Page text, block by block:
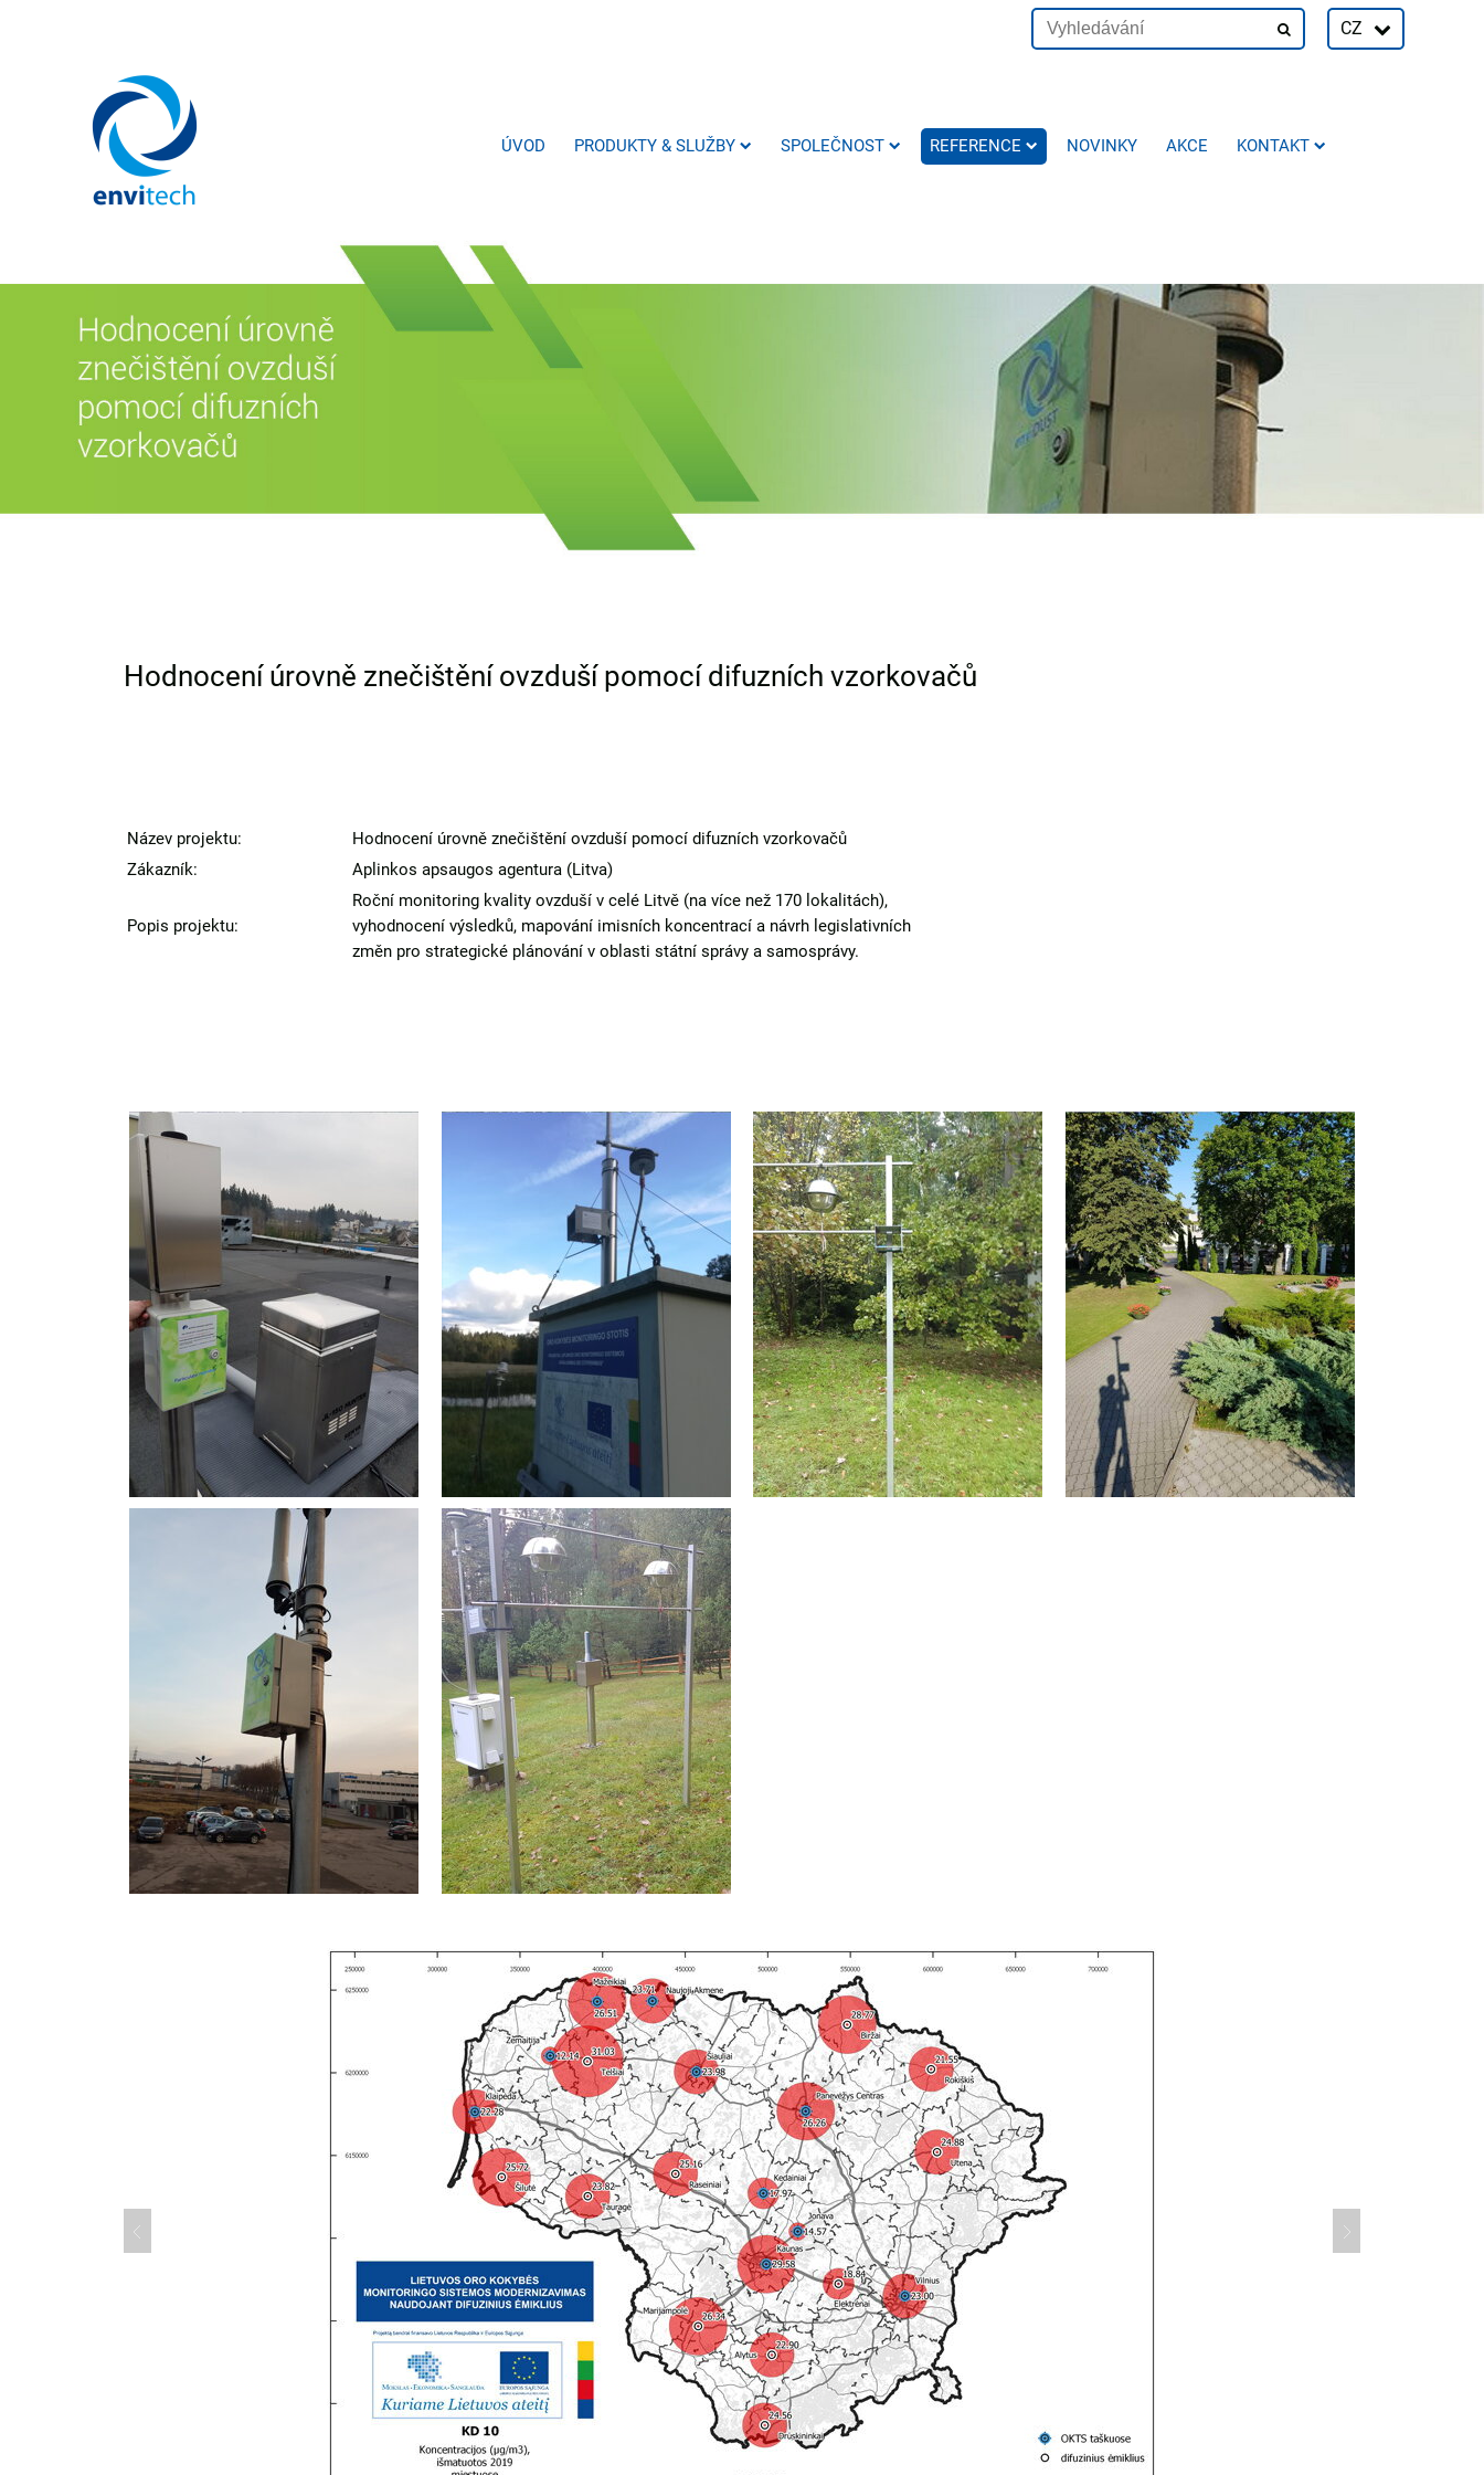
CZ
ÚVOD PRODUKTY & SLUŽBY SPOLEČNOST REFERENCE NOVINKY AKCE KONTAKT
Hodnocení úrovně znečištění ovzduší pomocí difuzních vzorkovačů
Název projektu:
Hodnocení úrovně znečištění ovzduší pomocí difuzních vzorkovačů
Zákazník:
Aplinkos apsaugos agentura (Litva)
Popis projektu:
Roční monitoring kvality ovzduší v celé Litvě (na více než 170 lokalitách),
vyhodnocení výsledků, mapování imisních koncentrací a návrh legislativních
změn pro strategické plánování v oblasti státní správy a samosprávy.